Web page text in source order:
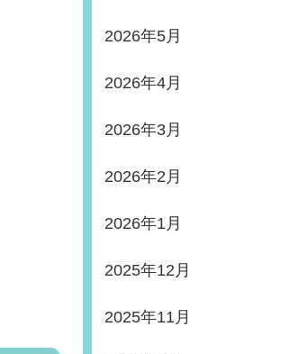
2026年5月
2026年4月
2026年3月
2026年2月
2026年1月
2025年12月
2025年11月